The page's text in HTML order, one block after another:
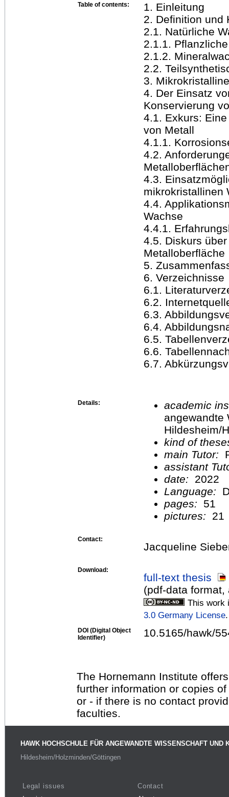
Table of contents:
1. Einleitung
2. Definition und
2.1. Natürliche
2.1.1.
2.1.2.
2.2.
3.
4. Der Einsatz
Konservierung
4.1. Exkurs:
von Metall
4.1.1.
4.2.
4.3.
mikrokristallinen
4.4.
Wachse
4.4.1.
4.5. Diskurs
Metalloberfläche
5.
6. Verzeichnisse
6.1.
6.2.
6.3.
6.4.
6.5.
6.6.
6.7.
Details:
academic
angewandte
Hildesheim/
kind of
main Tutor:
assistant
date:
2022
Language:
pages:
51
pictures:
21
Contact:
Jacqueline
Download:
full-text thesis
(pdf-data
This work
3.0 Germany License.
DOI (Digital Object
Identifier)
10.5165/hawk/
The Hornemann Institute
further information or copies
or - if there is no contact
faculties.
HAWK HOCHSCHULE FÜR ANGEWANDTE WISSENSCHAFT UND
Hildesheim/Holzminden/Göttingen
Legal issues
Contact